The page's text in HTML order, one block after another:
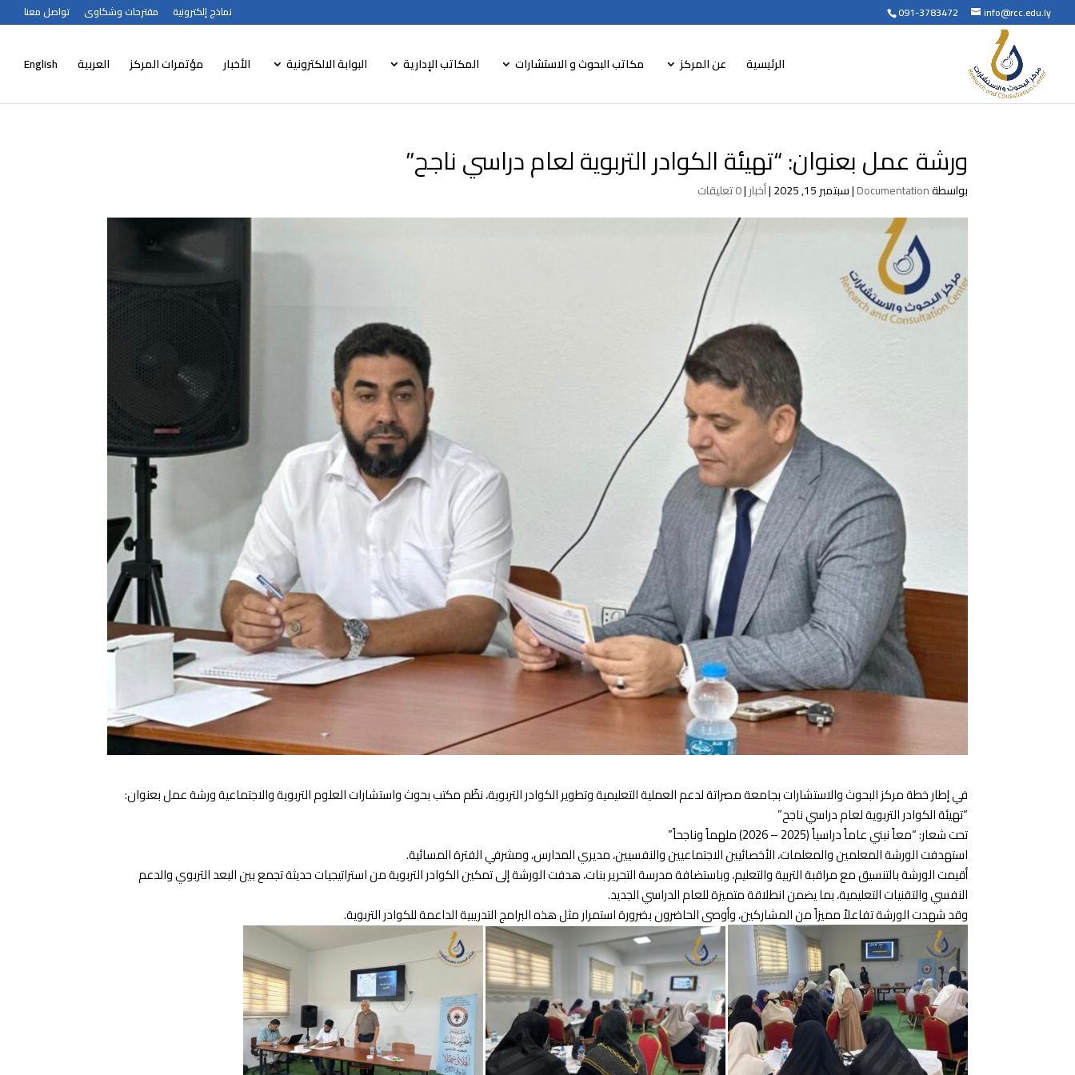
091-3783472 info@rcc.edu.ly نماذج إلكترونية مقترحات وشكاوى تواصل معنا
الرئيسية عن المركز مكاتب البحوث و الاستشارات المكاتب الإدارية البوابة الالكترونية الأخبار مؤتمرات المركز العربية English
ورشة عمل بعنوان: “تهيئة الكوادر التربوية لعام دراسي ناجح”
بواسطةDocumentation
|سبتمبر 15, 2025 |أخبار|0 تعليقات
في إطار خطة مركز البحوث والاستشارات بجامعة مصراتة لدعم العملية التعليمية وتطوير الكوادر التربوية، نظّم مكتب بحوث واستشارات العلوم التربوية والاجتماعية ورشة عمل بعنوان:
“تهيئة الكوادر التربوية لعام دراسي ناجح”
تحت شعار: “معاً نبني عاماً دراسياً (2025 – 2026) ملهماً وناجحاً”
استهدفت الورشة المعلمين والمعلمات، الأخصائيين الاجتماعيين والنفسيين، مديري المدارس، ومشرفي الفترة المسائية.
أقيمت الورشة بالتنسيق مع مراقبة التربية والتعليم، وباستضافة مدرسة التحرير بنات، هدفت الورشة إلى تمكين الكوادر التربوية من استراتيجيات حديثة تجمع بين البعد التربوي والدعم
النفسي والتقنيات التعليمية، بما يضمن انطلاقة متميزة للعام الدراسي الجديد.
وقد شهدت الورشة تفاعلاً مميزاً من المشاركين، وأوصى الحاضرون بضرورة استمرار مثل هذه البرامج التدريبية الداعمة للكوادر التربوية.